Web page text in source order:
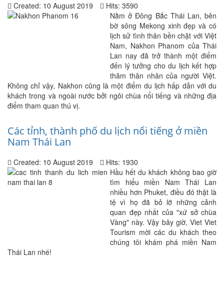
Created: 10 August 2019
Hits: 3590
Nằm ở Đông Bắc Thái Lan, bên
bờ sông Mekong xinh đẹp và có
lịch sử tình thân bền chặt với Việt
Nam, Nakhon Phanom của Thái
Lan nay đã trở thành một điểm
đến lý tưởng cho du lịch kết hợp
thăm thân nhân của người Việt.
Không chỉ vậy, Nakhon cũng là một điểm du lịch hấp dẫn với du
khách trong và ngoài nước bởi ngôi chùa nổi tiếng và những địa
điểm tham quan thú vị.
Các tỉnh, thành phố du lịch nổi tiếng ở miền
Nam Thái Lan
Created: 10 August 2019
Hits: 1930
Hầu hết du khách không bao giờ
tìm hiểu miền Nam Thái Lan
nhiều hơn Phuket, điều đó thật là
tệ vì họ đã bỏ lỡ những cảnh
quan đẹp nhất của "xứ sở chùa
Vàng" này. Vậy bây giờ, Viet Viet
Tourism mời các du khách theo
chúng tôi khám phá miền Nam
Thái Lan nhé!